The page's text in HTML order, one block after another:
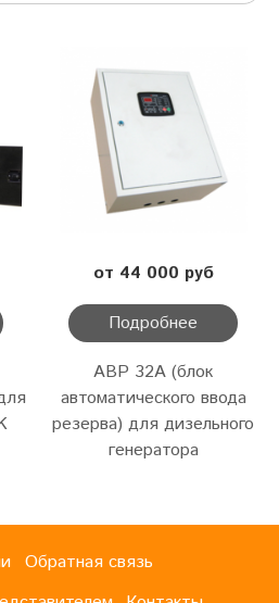
от 44 000 руб
Подробнее
АВР 32А (блок
автоматического ввода
резерва) для дизельного
генератора
Обратная связь